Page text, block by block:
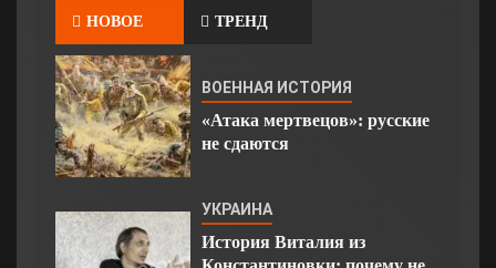
НОВОЕ ТРЕНД
ВОЕННАЯ ИСТОРИЯ
«Атака мертвецов»: русские
не сдаются
УКРАИНА
История Виталия из